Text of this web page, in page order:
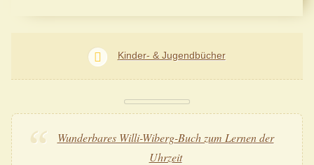
Kinder- & Jugendbücher
Wunderbares Willi-Wiberg-Buch zum Lernen der
Uhrzeit